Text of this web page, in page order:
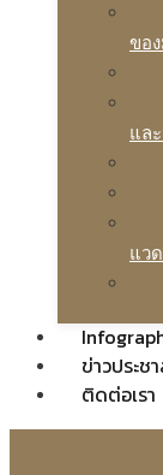
ขอ
แล
แว
ข่าวประ
ติดต่อเรา